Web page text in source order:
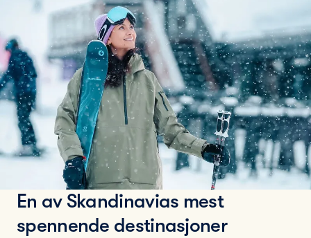
En av Skandinavias mest
spennende destinasjoner